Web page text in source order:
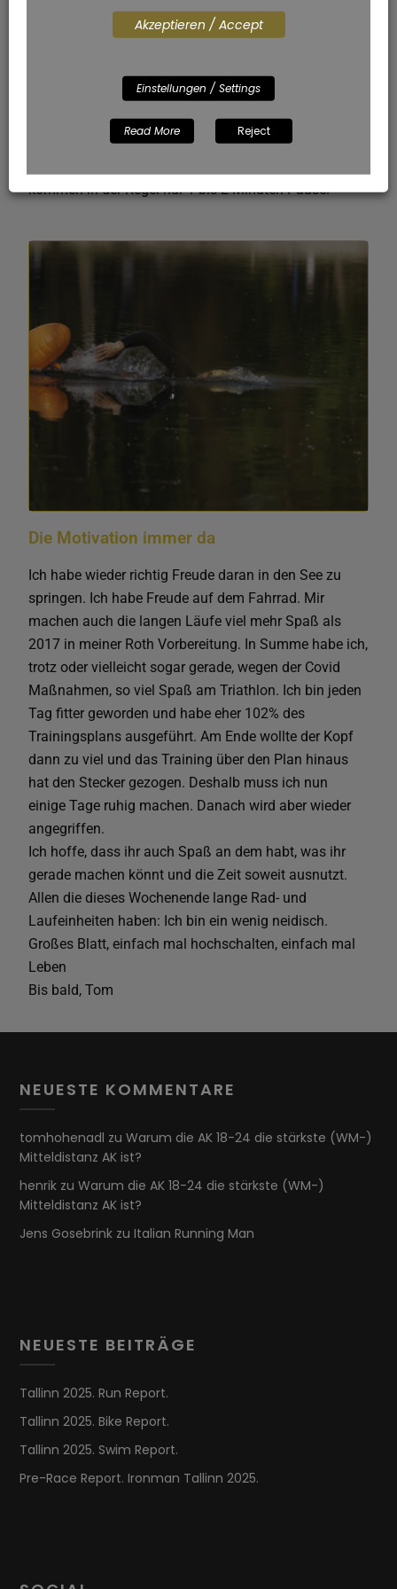
Was ich immer bemerke, wenn ich im Freiwasser bin,
Becken hat man doch einmal eine kurze Pause am
Rand zwischen den Sets oder den einzelnen Strecken.
Im Freiwasser schwimme ich meistens die Strecke
durch. Hin und wieder mache ich eine kurze Pause,
kommen in der Regel nur 1 bis 2 Minuten Pause.
Die Motivation immer da
Ich habe wieder richtig Freude daran in den See zu
springen. Ich habe Freude auf dem Fahrrad. Mir
machen auch die langen Läufe viel mehr Spaß als
2017 in meiner Roth Vorbereitung. In Summe habe ich,
trotz oder vielleicht sogar gerade, wegen der Covid
Maßnahmen, so viel Spaß am Triathlon. Ich bin jeden
Tag fitter geworden und habe eher 102% des
Trainingsplans ausgeführt. Am Ende wollte der Kopf
dann zu viel und das Training über den Plan hinaus
hat den Stecker gezogen. Deshalb muss ich nun
einige Tage ruhig machen. Danach wird aber wieder
angegriffen.
Ich hoffe, dass ihr auch Spaß an dem habt, was ihr
gerade machen könnt und die Zeit soweit ausnutzt.
Allen die dieses Wochenende lange Rad- und
Laufeinheiten haben: Ich bin ein wenig neidisch.
Großes Blatt, einfach mal hochschalten, einfach mal
Leben
Bis bald, Tom
NEUESTE KOMMENTARE
tomhohenadl zuWarum die AK 18-24 die stärkste (WM-)
Mitteldistanz AK ist?
henrik zuWarum die AK 18-24 die stärkste (WM-)
Mitteldistanz AK ist?
Jens Gosebrink zuItalian Running Man
NEUESTE BEITRÄGE
Tallinn 2025. Run Report.
Tallinn 2025. Bike Report.
Tallinn 2025. Swim Report.
Pre-Race Report. Ironman Tallinn 2025.
Akzeptieren / Accept
Einstellungen / Settings
Read More Reject